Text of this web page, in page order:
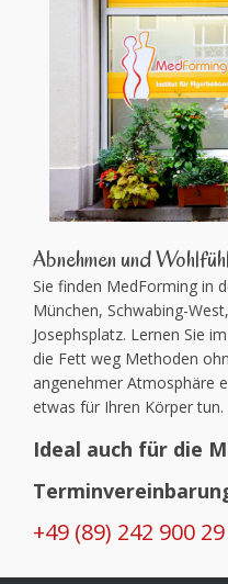
Abnehmen und
Sie finden MedForming in
München, Schwabing-
Josephsplatz. Lernen Sie
die Fett weg Methoden
angenehmer Atmosphäre
etwas für Ihren Körper tun.
Ideal auch für die
+49 (89) 242 900 29